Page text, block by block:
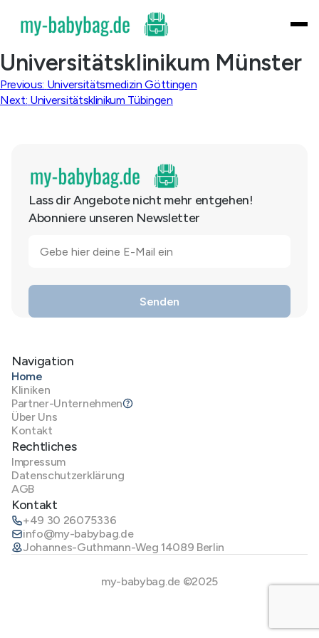
content
Universitätsklinikum Münster
Beitragsnavigation
Previous: Universitätsmedizin Göttingen
Next: Universitätsklinikum Tübingen
Lass dir Angebote nicht mehr entgehen!
Abonniere unseren Newsletter
Navigation
Home
Kliniken
Partner-Unternehmen
Über Uns
Kontakt
Rechtliches
Impressum
Datenschutzerklärung
AGB
Kontakt
+49 30 26075336
info@my-babybag.de
Johannes-Guthmann-Weg 14089 Berlin
my-babybag.de ©2025